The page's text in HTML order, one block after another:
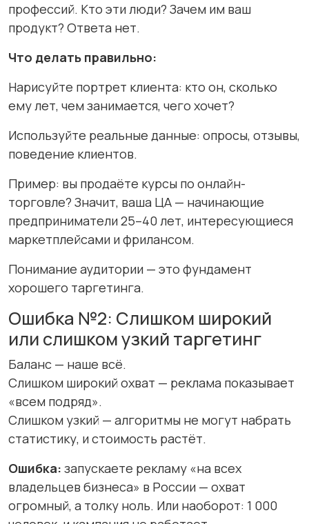
профессий. Кто эти люди? Зачем им ваш
продукт? Ответа нет.
Что делать правильно:
Нарисуйте портрет клиента: кто он, сколько
ему лет, чем занимается, чего хочет?
Используйте реальные данные: опросы, отзывы,
поведение клиентов.
Пример: вы продаёте курсы по онлайн-
торговле? Значит, ваша ЦА — начинающие
предприниматели 25–40 лет, интересующиеся
маркетплейсами и фрилансом.
Понимание аудитории — это фундамент
хорошего таргетинга.
Ошибка №2: Слишком широкий
или слишком узкий таргетинг
Баланс — наше всё.
Слишком широкий охват — реклама показывает
«всем подряд».
Слишком узкий — алгоритмы не могут набрать
статистику, и стоимость растёт.
Ошибка: запускаете рекламу «на всех
владельцев бизнеса» в России — охват
огромный, а толку ноль. Или наоборот: 1 000